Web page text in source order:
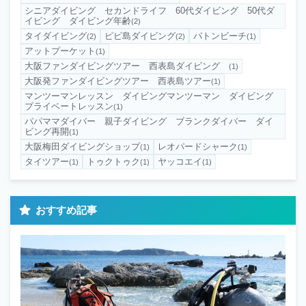
シニアダイビング セカンドライフ 60代ダイビング 50代ダ
イビング ダイビング年齢(2)
タイダイビング(2) ピピ島ダイビング(2) パトンビーチ(1)
アットプーケット (1)
大阪ファンダイビングツアー 西表島ダイビング (1)
大阪発ファンダイビングツアー 西表島ツアー(1)
マンツーマンレッスン ダイビングマンツーマン ダイビング
プライベートレッスン(1)
パパママダイバー 親子ダイビング ブランクダイバー ダイ
ビング再開(1)
大阪梅田ダイビングショップ(1) レオパードシャーク(1)
タイツアー(1) トゥクトゥク(1) ヤッコエイ(1)
おすすめ記事